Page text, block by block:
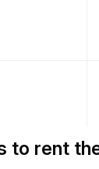
to rent